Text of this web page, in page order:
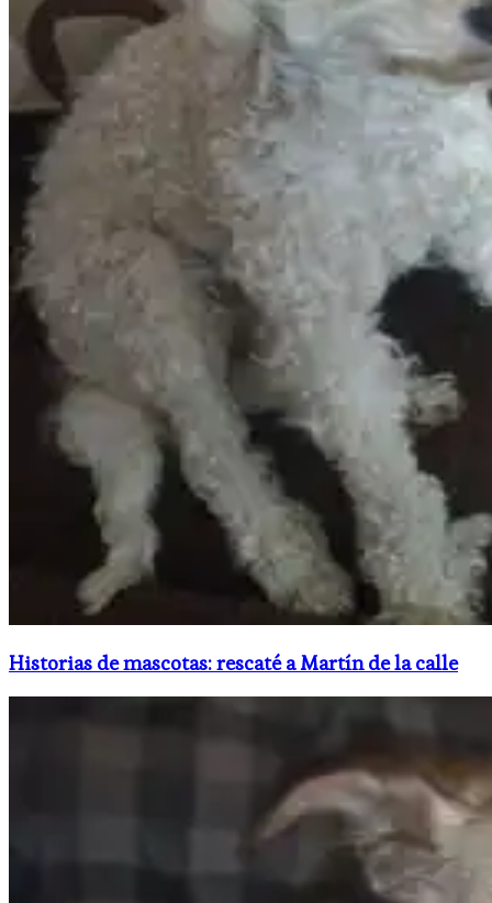
Historias de mascotas: rescaté a Martín de la calle